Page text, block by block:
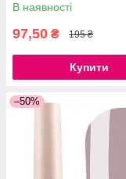
В наявності
97,50 ₴ 195 ₴
Купити
–50%